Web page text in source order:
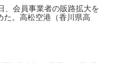
、会員事業者の販路拡大を
た。高松空港（香川県高